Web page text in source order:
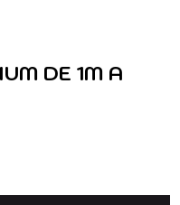
DE 1M A